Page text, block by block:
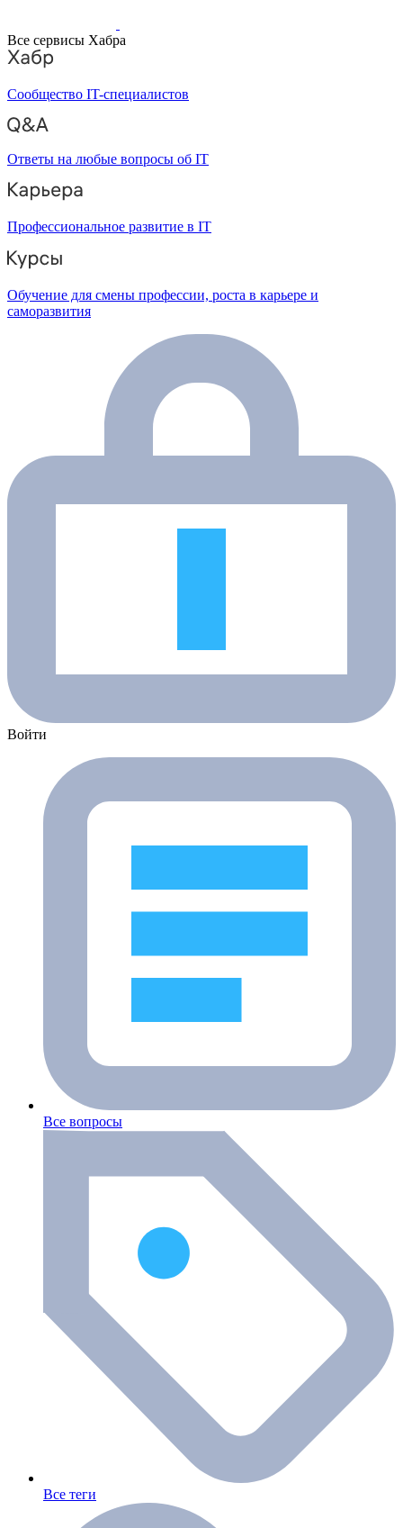
Все сервисы Хабра
Сообщество IT-специалистов
Ответы на любые вопросы об IT
Профессиональное развитие в IT
Обучение для смены профессии, роста в карьере и
саморазвития
Войти
Все вопросы
Все теги